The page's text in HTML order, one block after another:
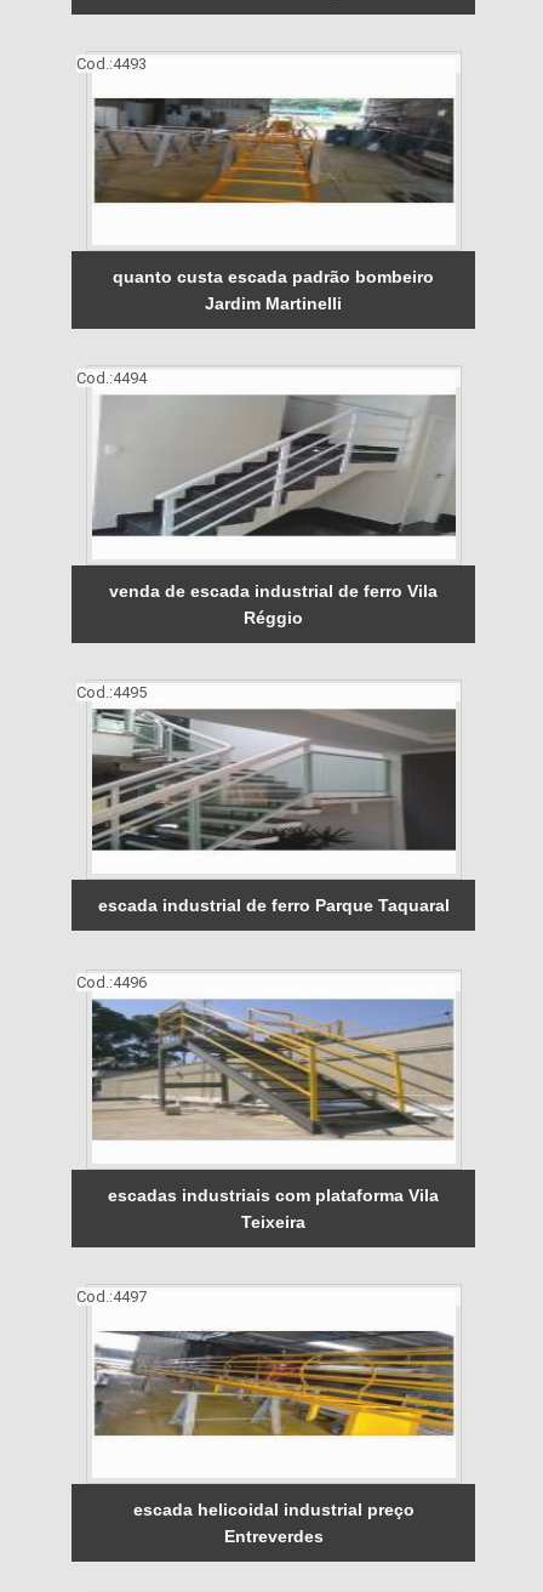
Cod.:4493
quanto custa escada padrão bombeiro
Jardim Martinelli
Cod.:4494
venda de escada industrial de ferro Vila
Réggio
Cod.:4495
escada industrial de ferro Parque Taquaral
Cod.:4496
escadas industriais com plataforma Vila
Teixeira
Cod.:4497
escada helicoidal industrial preço
Entreverdes